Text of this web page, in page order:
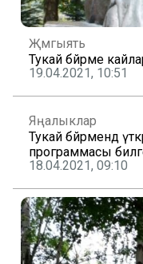
Җәмгыять
Тукай бәйрәме
19.04.2021, 10:51
Яңалыклар
Тукай бәйрәмендә
программасы
18.04.2021, 09:10